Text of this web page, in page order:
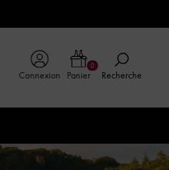
Connexion Panier
0
Recherche